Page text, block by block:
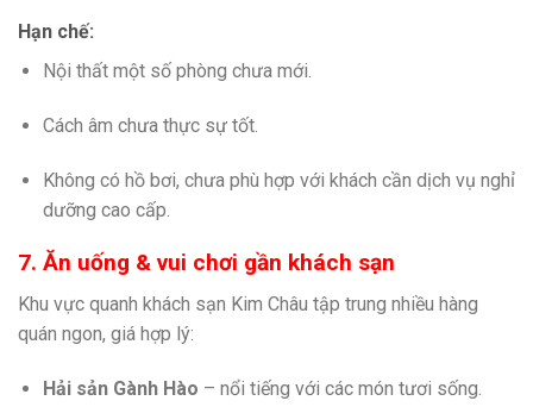
Hạn chế:
Nội thất một số phòng chưa mới.
Cách âm chưa thực sự tốt.
Không có hồ bơi, chưa phù hợp với khách cần dịch vụ nghỉ
dưỡng cao cấp.
7. Ăn uống & vui chơi gần khách sạn
Khu vực quanh khách sạn Kim Châu tập trung nhiều hàng
quán ngon, giá hợp lý:
Hải sản Gành Hào – nổi tiếng với các món tươi sống.